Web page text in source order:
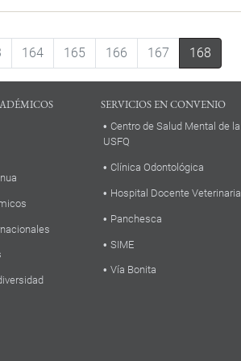
164 165 166 167 168
SERVICIOS EN CONVENIO
Centro de Salud Mental de la
USFQ
Clínica Odontológica
Hospital Docente Veterinaria
Panchesca
SIME
Vía Bonita